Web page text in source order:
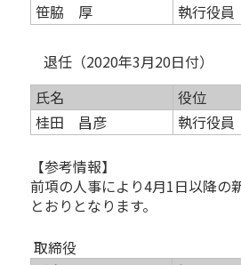
笹脇 厚
執行役員
退任（2020年3月20日付）
氏名
役位
桂田 昌彦
執行役員
【参考情報】
前項の人事により4月1日以降の
とおりとなります。
取締役